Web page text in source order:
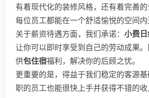
有着现代化的装修风格，还有着完善
每位员工都能在一个舒适愉悦的空间内
关于薪资待遇方面，我们承诺： 小费
让你可以即时享受到自己的劳动成果
供包住宿福利，解决你的后顾之忧。
更重要的是，得益于我们稳定的客源
职的员工也能很快上手并获得不错的收